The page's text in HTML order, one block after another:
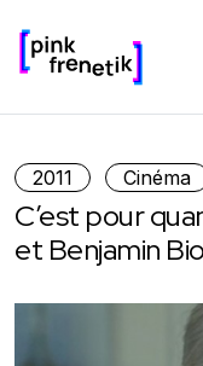
2011 Cinéma
C’est pour
et Benjamin